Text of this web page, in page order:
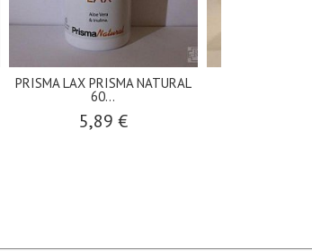
PRISMA LAX PRISMA NATURAL
60...
5,89 €